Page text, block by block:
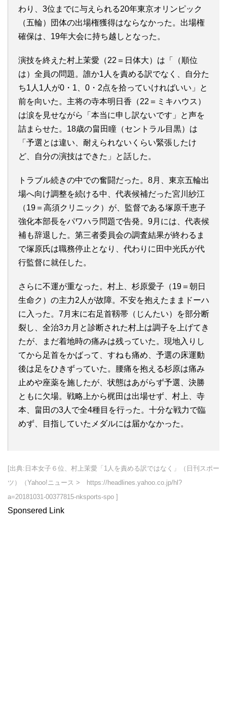
わり、3位までに与えられる20年東京オリンピック
（五輪）団体の出場権獲得はならなかった。出場権
確保は、19年大会に持ち越しとなった。
演技を終えた村上茉愛（22＝日体大）は「（順位
は）全員の問題。誰か1人を責める訳でなく、自分た
ち1人1人が0・1、0・2点を拾っていければいい」と
前を向いた。主将の寺本明日香（22＝ミキハウス）
は涙を見せながら「本当に申し訳ないです」と声を
詰まらせた。18歳の畠田瞳（セントラル目黒）は
「予選とは違い、耐えられないくらい緊張したけ
ど、自分の演技はできた」と話した。
トラブル続きの中での奮闘だった。8月、東京五輪出
場へ向け調整を続ける中、代表候補だった宮川紗江
（19＝高須クリニック）が、監督である塚原千恵子
強化本部長をパワハラ問題で告発。9月には、代表候
補も辞退した。第三者委員会の調査結果が終わるま
で塚原氏は職務停止となり、代わりに田中光氏が代
行監督に就任した。
さらに不運が重なった。村上、杉原愛子（19＝朝日
生命ク）の主力2人が故障。不安を抱えたままドーハ
に入った。7月末に右足首靱帯（じんたい）を部分断
裂し、全治3カ月と診断された村上は調子を上げてき
たが、まだ着地時の痛みは残っていた。現地入りし
てから足首をかばって、すねも痛め、予選の床運動
後は足をひきずっていた。腰痛を抱える杉原は痛み
止めや座薬を施したが、状態はあがらず予選、決勝
ともに欠場。戦略上から梶田は出場せず、村上、寺
本、畠田の3人で全4種目を行った。十分な戦力で臨
めず、目指していたメダルには届かなかった。
[出典:日本女子６位、村上茉愛「1人を責める訳ではなく」（日刊スポー
ツ）（Yahoo!ニュース > https://headlines.yahoo.co.jp/hl?
a=20181031-00377815-nksports-spo ]
Sponsered Link